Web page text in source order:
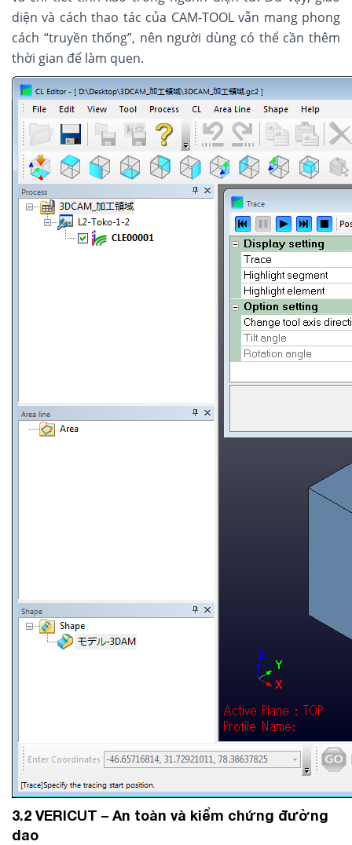
diện và cách thao tác của CAM-TOOL vẫn mang phong
cách “truyền thống”, nên người dùng có thể cần thêm
thời gian để làm quen.
3.2 VERICUT – An toàn và kiểm chứng đường
dao